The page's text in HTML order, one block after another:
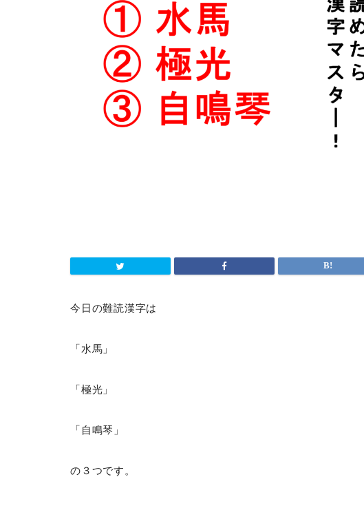
今日の難読漢字は
「水馬」
「極光」
「自鳴琴」
の３つです。